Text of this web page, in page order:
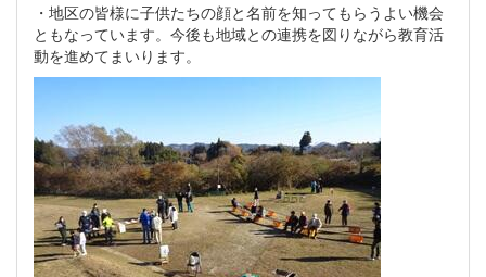
・地区の皆様に子供たちの顔と名前を知ってもらうよい機会
ともなっています。今後も地域との連携を図りながら教育活
動を進めてまいります。